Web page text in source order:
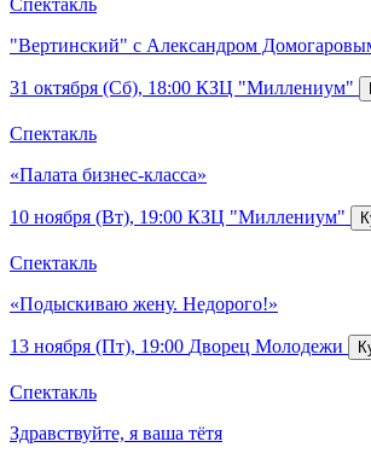
"Вертинский" с Александром
31 октября (Сб), 18:00 КЗЦ "Миллениум"
Спектакль
«Палата бизнес-класса»
10 ноября (Вт), 19:00 КЗЦ "Миллениум"
Спектакль
«Подыскиваю жену. Недорого!»
13 ноября (Пт), 19:00 Дворец Молодежи
Спектакль
Здравствуйте, я ваша тётя